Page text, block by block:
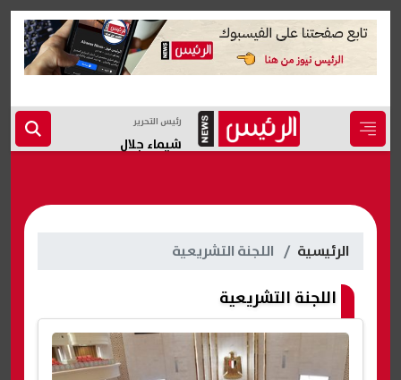
رئيس التحرير
شيماء جلال
الرئيسية اللجنة التشريعية
اللجنة التشريعية